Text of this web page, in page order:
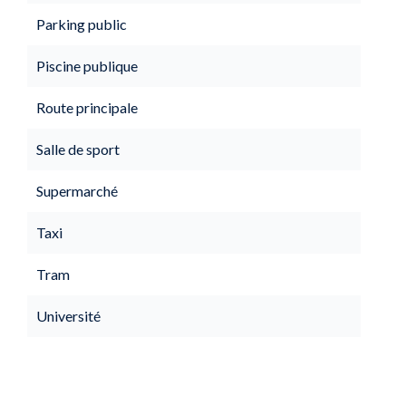
Parking public
Piscine publique
Route principale
Salle de sport
Supermarché
Taxi
Tram
Université